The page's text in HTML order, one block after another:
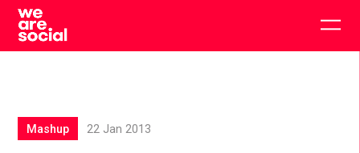
Skip
content
Mashup 22 Jan 2013